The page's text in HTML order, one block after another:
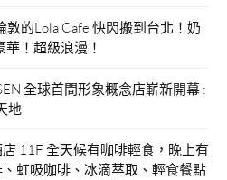
敦的Lola Cafe 快閃搬到台北！奶
！超級浪漫！
全球首間形象概念店嶄新開幕 :
地
店 11F 全天候有咖啡輕食，晚上有
虹吸咖啡、冰滴萃取、輕食餐點